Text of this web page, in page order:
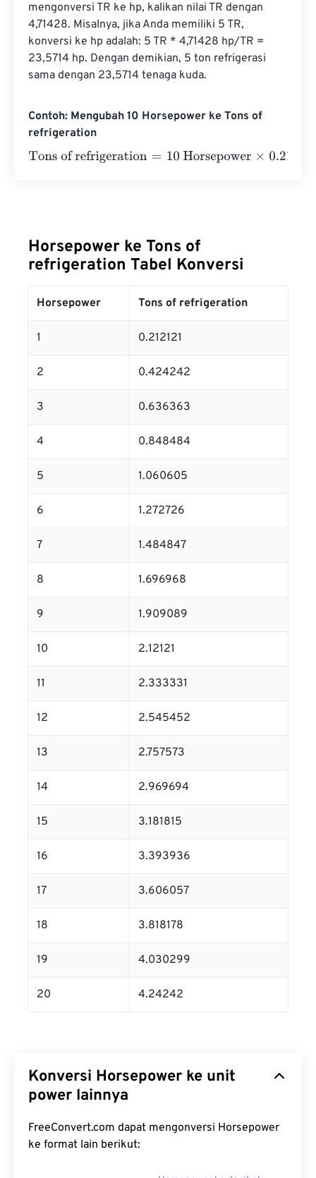
mengonversi TR ke hp, kalikan nilai TR dengan
4,71428. Misalnya, jika Anda memiliki 5 TR,
konversi ke hp adalah: 5 TR * 4,71428 hp/TR =
23,5714 hp. Dengan demikian, 5 ton refrigerasi
sama dengan 23,5714 tenaga kuda.
Contoh: Mengubah 10 Horsepower ke Tons of
refrigeration
Tons of refrigeration=10 Horsepower×0.212121 =2.12121
Horsepower ke Tons of
refrigeration Tabel Konversi
Horsepower Tons of refrigeration
1 0.212121
2 0.424242
3 0.636363
4 0.848484
5 1.060605
6 1.272726
7 1.484847
8 1.696968
9 1.909089
10 2.12121
11 2.333331
12 2.545452
13 2.757573
14 2.969694
15 3.181815
16 3.393936
17 3.606057
18 3.818178
19 4.030299
20 4.24242
Konversi Horsepower ke unit
power lainnya
FreeConvert.com dapat mengonversi Horsepower
ke format lain berikut: